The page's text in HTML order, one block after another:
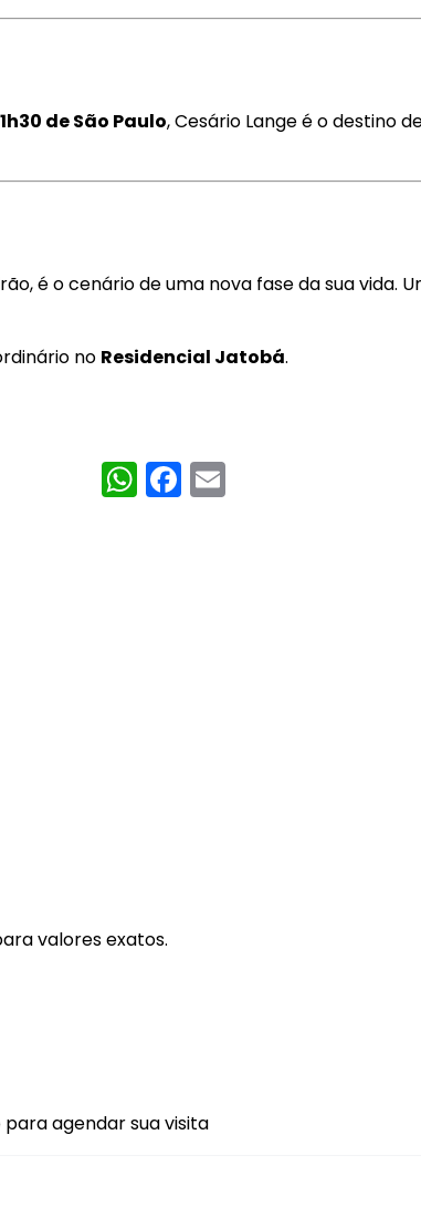
1h30 de São Paulo, Cesário Lange é o destino
é o cenário de uma nova fase da sua vida.
no Residencial Jatobá.
WhatsApp
Facebook
valores exatos.
agendar sua visita